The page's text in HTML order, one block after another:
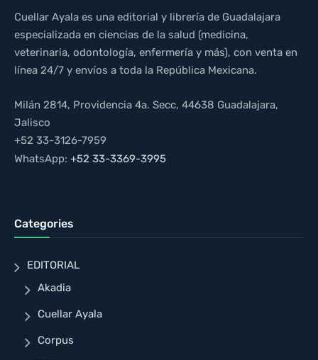
Cuellar Ayala es una editorial y librería de Guadalajara
especializada en ciencias de la salud (medicina,
veterinaria, odontología, enfermería y más), con venta en
línea 24/7 y envíos a toda la República Mexicana.
Milán 2814, Providencia 4a. Secc, 44638 Guadalajara,
Jalisco
+52 33-3126-7959
WhatsApp: +52 33-3369-3995
Categories
EDITORIAL
Akadia
Cuellar Ayala
Corpus